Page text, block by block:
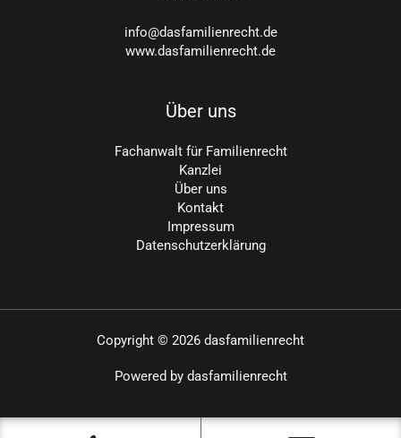
info@dasfamilienrecht.de
www.dasfamilienrecht.de
Über uns
Fachanwalt für Familienrecht
Kanzlei
Über uns
Kontakt
Impressum
Datenschutzerklärung
Copyright © 2026 dasfamilienrecht
Powered by dasfamilienrecht